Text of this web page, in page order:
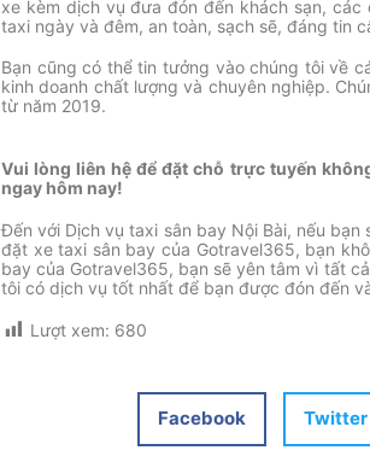
xe kèm dịch vụ đưa đón đến khách sạn,
taxi ngày và đêm, an toàn, sạch sẽ, đáng tin
Bạn cũng có thể tin tưởng vào chúng tôi về
kinh doanh chất lượng và chuyên nghiệp.
từ năm 2019.
Vui lòng liên hệ để đặt chỗ trực tuyến
ngay hôm nay!
Đến với Dịch vụ taxi sân bay Nội Bài, nếu
đặt xe taxi sân bay của Gotravel365, bạn
bay của Gotravel365, bạn sẽ yên tâm vì tất
tôi có dịch vụ tốt nhất để bạn được đón đến
Lượt xem: 680
Facebook Twitter